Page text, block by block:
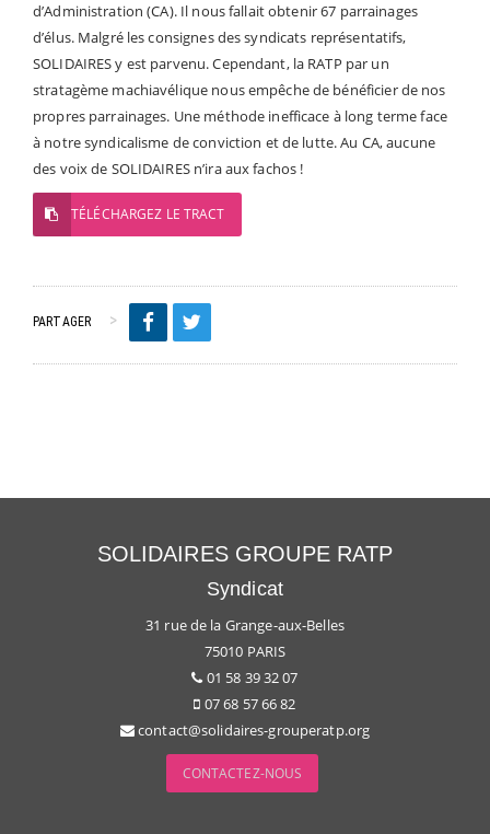
d’Administration (CA). Il nous fallait obtenir 67 parrainages
d’élus. Malgré les consignes des syndicats représentatifs,
SOLIDAIRES y est parvenu. Cependant, la RATP par un
stratagème machiavélique nous empêche de bénéficier de nos
propres parrainages. Une méthode inefficace à long terme face
à notre syndicalisme de conviction et de lutte. Au CA, aucune
des voix de SOLIDAIRES n’ira aux fachos !
TÉLÉCHARGEZ LE TRACT
PARTAGER
SOLIDAIRES GROUPE RATP
Syndicat
31 rue de la Grange-aux-Belles
75010 PARIS
01 58 39 32 07
07 68 57 66 82
contact@solidaires-grouperatp.org
CONTACTEZ-NOUS